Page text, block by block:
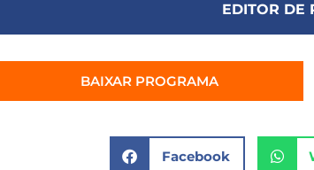
EDITOR DE
BAIXAR PROGRAMA
Facebook